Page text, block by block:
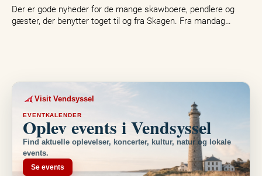
Der er gode nyheder for de mange skawboere, pendlere og
gæster, der benytter toget til og fra Skagen. Fra mandag…
Visit Vendsyssel
EVENTKALENDER
Oplev events i Vendsyssel
Find aktuelle oplevelser, koncerter, kultur, natur og lokale
events.
Se events